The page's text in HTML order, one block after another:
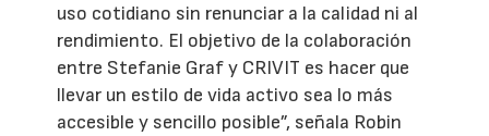
uso cotidiano sin renunciar a la calidad ni al
rendimiento. El objetivo de la colaboración
entre Stefanie Graf y CRIVIT es hacer que
llevar un estilo de vida activo sea lo más
accesible y sencillo posible”, señala Robin